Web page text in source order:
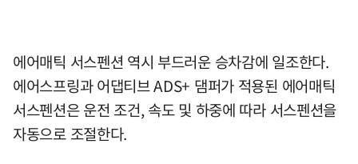
에어매틱 서스펜션 역시 부드러운 승차감에 일조한다.
에어스프링과 어댑티브 ADS+ 댐퍼가 적용된 에어매틱
서스펜션은 운전 조건, 속도 및 하중에 따라 서스펜션을
자동으로 조절한다.